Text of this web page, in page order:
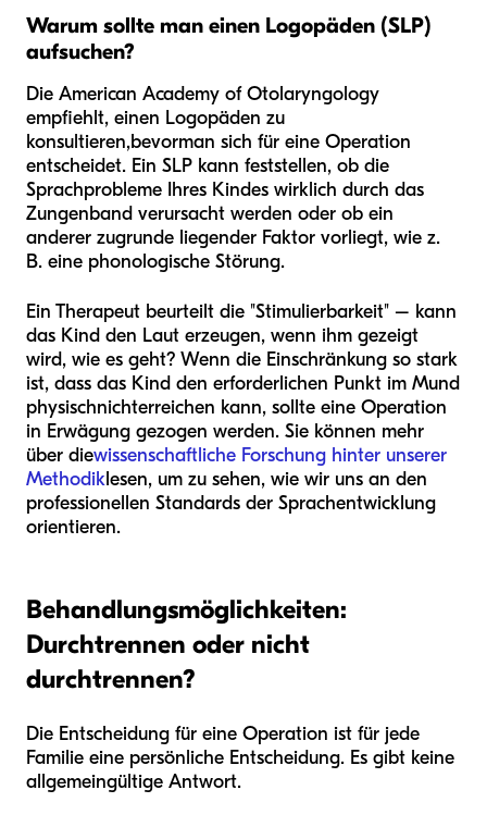
Warum sollte man einen Logopäden (SLP)
aufsuchen?
Die American Academy of Otolaryngology
empfiehlt, einen Logopäden zu
konsultieren,bevorman sich für eine Operation
entscheidet. Ein SLP kann feststellen, ob die
Sprachprobleme Ihres Kindes wirklich durch das
Zungenband verursacht werden oder ob ein
anderer zugrunde liegender Faktor vorliegt, wie z.
B. eine phonologische Störung.
Ein Therapeut beurteilt die "Stimulierbarkeit" – kann
das Kind den Laut erzeugen, wenn ihm gezeigt
wird, wie es geht? Wenn die Einschränkung so stark
ist, dass das Kind den erforderlichen Punkt im Mund
physischnichterreichen kann, sollte eine Operation
in Erwägung gezogen werden. Sie können mehr
über diewissenschaftliche Forschung hinter unserer
Methodiklesen, um zu sehen, wie wir uns an den
professionellen Standards der Sprachentwicklung
orientieren.
Behandlungsmöglichkeiten:
Durchtrennen oder nicht
durchtrennen?
Die Entscheidung für eine Operation ist für jede
Familie eine persönliche Entscheidung. Es gibt keine
allgemeingültige Antwort.